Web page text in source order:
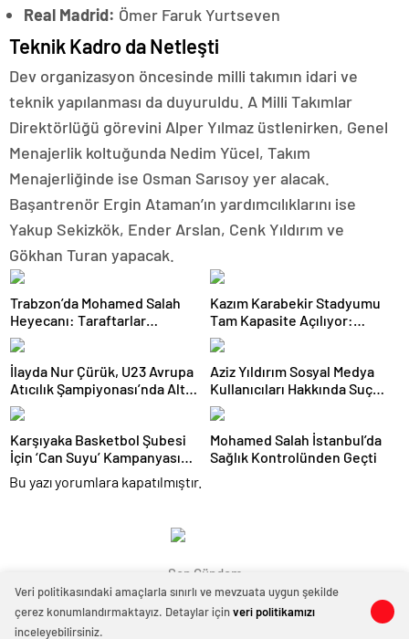
0 0
Real Madrid: Ömer Faruk Yurtseven
Teknik Kadro da Netleşti
Dev organizasyon öncesinde milli takımın idari ve
teknik yapılanması da duyuruldu. A Milli Takımlar
Direktörlüğü görevini Alper Yılmaz üstlenirken, Genel
Menajerlik koltuğunda Nedim Yücel, Takım
Menajerliğinde ise Osman Sarısoy yer alacak.
Başantrenör Ergin Ataman’ın yardımcılıklarını ise
Yakup Sekizkök, Ender Arslan, Cenk Yıldırım ve
Gökhan Turan yapacak.
Trabzon’da Mohamed Salah
Heyecanı: Taraftarlar
Mağazalara Akın Etti
Kazım Karabekir Stadyumu
Tam Kapasite Açılıyor:
Erzurumspor’un İlk Konuğu
Galatasaray
İlayda Nur Çürük, U23 Avrupa
Atıcılık Şampiyonası’nda Altın
Madalya Kazandı
Aziz Yıldırım Sosyal Medya
Kullanıcıları Hakkında Suç
Duyurusunda Bulundu
Karşıyaka Basketbol Şubesi
İçin ‘Can Suyu’ Kampanyası
Başlatıldı: İlk Destek
Folkart’tan
Mohamed Salah İstanbul’da
Sağlık Kontrolünden Geçti
Bu yazı yorumlara kapatılmıştır.
Son Gündem
Veri politikasındaki amaçlarla sınırlı ve mevzuata uygun şekilde
çerez konumlandırmaktayız. Detaylar içinveri politikamızı
inceleyebilirsiniz.